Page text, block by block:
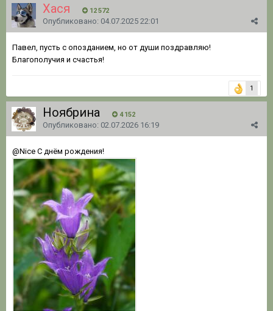
Хася 12 572
Опубликовано: 04.07.2025 22:01
Павел, пусть с опозданием, но от души поздравляю!
Благополучия и счастья!
1
Ноябрина 4 152
Опубликовано: 02.07.2026 16:19
@Nice С днём рождения!